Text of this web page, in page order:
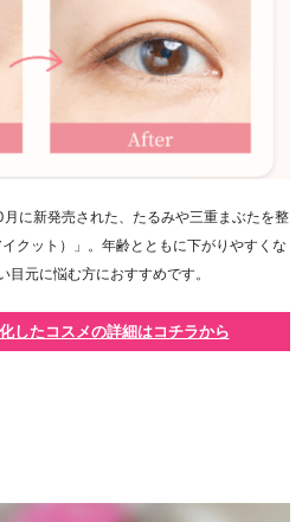
に新発売された、たるみや三重まぶたを整
クット）」。年齢とともに下がりやすくな
元に悩む方におすすめです。
したコスメの詳細はコチラから